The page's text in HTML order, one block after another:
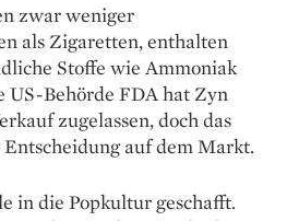
zwar weniger
als Zigaretten, enthalten
Stoffe wie Ammoniak
US-Behörde FDA hat Zyn
zugelassen, doch das
auf dem Markt.
in die Popkultur geschafft.